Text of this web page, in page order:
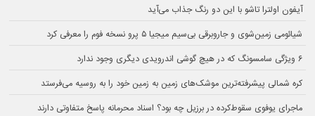
آیفون اولترا تاشو با این دو رنگ جذاب می‌آید
شیائومی زمین‌شوی و جاروبرقی بی‌سیم میجیا ۵ پرو نسخه فوم را معرفی کرد
۶ ویژگی سامسونگ که در هیچ گوشی اندرویدی دیگری وجود ندارد
کره شمالی پیشرفته‌ترین موشک‌های زمین به زمین خود را به روسیه می‌فرستد
ماجرای یوفوی سقوط‌کرده در برزیل چه بود؟ اسناد محرمانه پاسخ متفاوتی دارند